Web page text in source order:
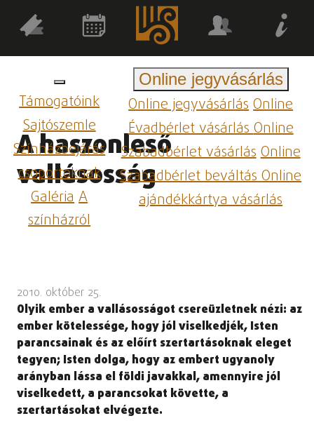
Támogatóink
Sajtószemle
Színházbejárás
csoportoknak
GalériaA
színházról
Online jegyvásárlás
Online jegyvásárlásOnline
Évadbérlet vásárlásOnline
Szabadbérlet vásárlásOnline
Szabadbérlet beváltásOnline
ajándékkártya vásárlás
A haszonleső
vallásosság
2010. október 25.
Olyik ember a vallásosságot csereüzletnek nézi: az
ember kötelessége, hogy jól viselkedjék, Isten
parancsainak és az előírt szertartásoknak eleget
tegyen; Isten dolga, hogy az embert ugyanoly
arányban lássa el földi javakkal, amennyire jól
viselkedett, a parancsokat követte, a
szertartásokat elvégezte.